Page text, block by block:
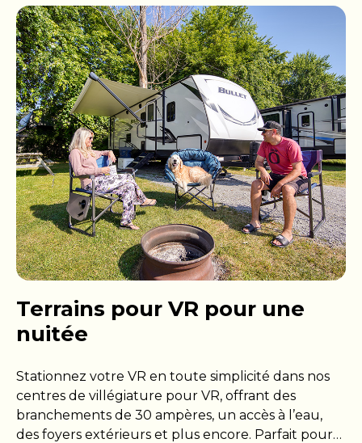
votre coin de paradis et soyez prêt à l’explorer en
toute liberté, comme bon vous semble. Réservez
votre escapade saisonnière dès aujourd’hui!
Terrains pour VR pour une
nuitée
Stationnez votre VR en toute simplicité dans nos
centres de villégiature pour VR, offrant des
branchements de 30 ampères, un accès à l’eau,
des foyers extérieurs et plus encore. Parfait pour